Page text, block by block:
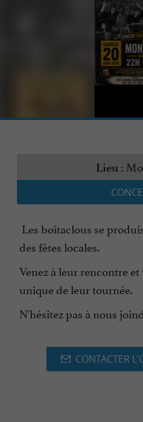
Lieu :
Les boîtaclous se
des fêtes locales.
Venez à leur rencontre
unique de leur tournée.
N'hésitez pas à nous
CONTACTER